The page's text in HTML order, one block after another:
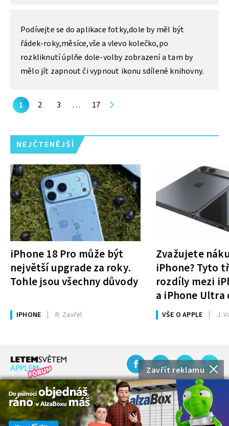
Zavřít reklamu
Podívejte se do aplikace fotky,dole by měl být
řádek-roky,měsíce,vše a vlevo kolečko,po
rozkliknutí úplňe dole-volby zobrazení a tam by
mělo jít zapnout či vypnout ikonu sdílené knihovny.
1 2 3 … 17
NEJČTENĚJŠÍ
iPhone 18 Pro může být
největší upgrade za roky.
Tohle jsou všechny důvody
IPHONE R. Zavřel
Zvažujete
iPhone? Tyto
rozdíly mezi
a iPhone Ultra
rozhodnutí
VŠE O APPLE J.